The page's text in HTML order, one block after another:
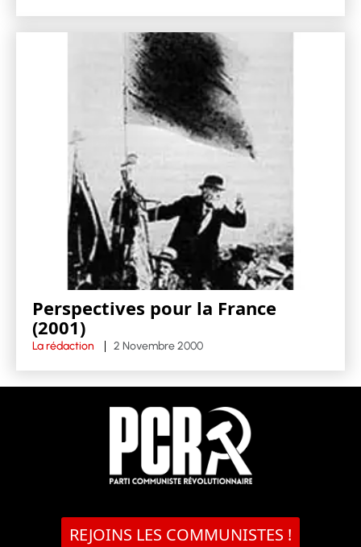
Perspectives pour la France
(2001)
La rédaction 2 Novembre 2000
REJOINS LES COMMUNISTES !